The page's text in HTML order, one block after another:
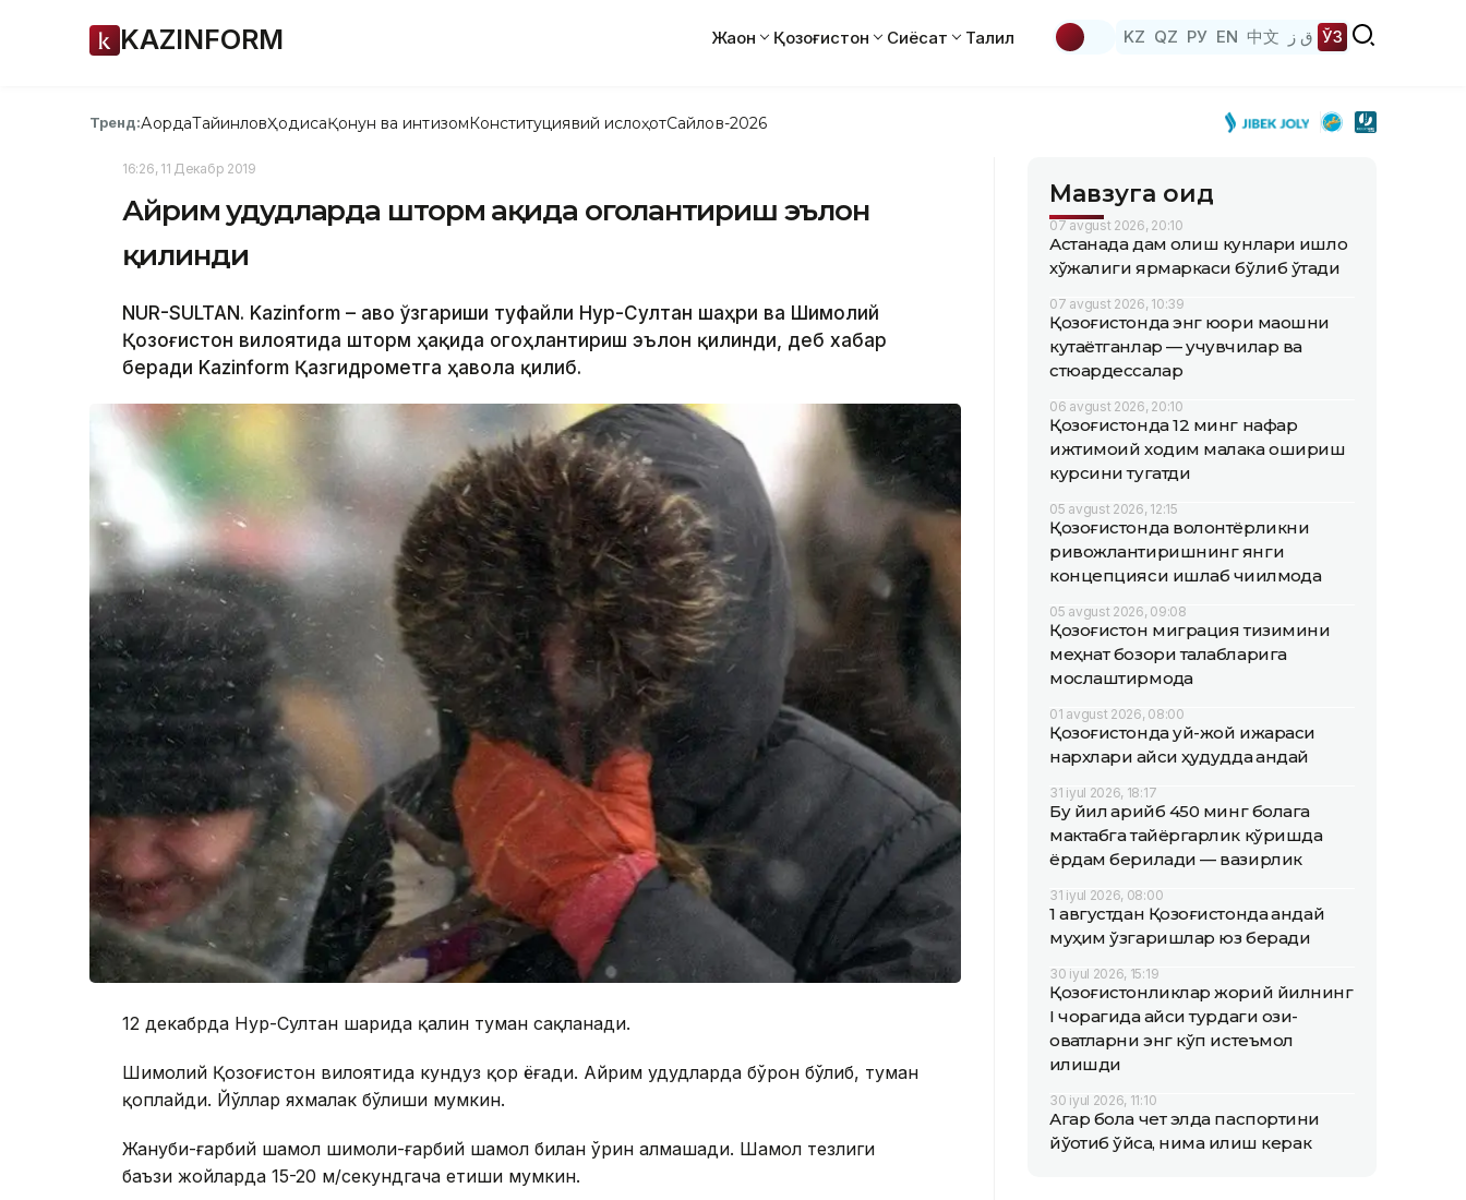
KAZINFORM Жаҳон Қозоғистон Сиёсат Таҳлил KZ QZ РУ EN 中文 ق ز ЎЗ
Тренд:АқордаТайинловҲодисаҚонун ва интизомКонституциявий ислоҳотСайлов-2026
16:26, 11 Декабр 2019
Айрим ҳудудларда шторм ҳақида огоҳлантириш эълон
қилинди
NUR-SULTAN. Kazinform – Ҳаво ўзгариши туфайли Нур-Султан шаҳри ва Шимолий
Қозоғистон вилоятида шторм ҳақида огоҳлантириш эълон қилинди, деб хабар
беради Kazinform Қазгидрометга ҳавола қилиб.
12 декабрда Нур-Султан шаҳрида қалин туман сақланади.
Шимолий Қозоғистон вилоятида кундуз қор ёғади. Айрим ҳудудларда бўрон бўлиб, туман
қоплайди. Йўллар яхмалак бўлиши мумкин.
Жануби-ғарбий шамол шимоли-ғарбий шамол билан ўрин алмашади. Шамол тезлиги
баъзи жойларда 15-20 м/секундгача етиши мумкин.
Мавзуга оид
07 avgust 2026, 20:10
Астанада дам олиш кунлари қишлоқ
хўжалиги ярмаркаси бўлиб ўтади
07 avgust 2026, 10:39
Қозоғистонда энг юқори маошни
кутаётганлар — учувчилар ва
стюардессалар
06 avgust 2026, 20:10
Қозоғистонда 12 минг нафар
ижтимоий ходим малака ошириш
курсини тугатди
05 avgust 2026, 12:15
Қозоғистонда волонтёрликни
ривожлантиришнинг янги
концепцияси ишлаб чиқилмоқда
05 avgust 2026, 09:08
Қозоғистон миграция тизимини
меҳнат бозори талабларига
мослаштирмоқда
01 avgust 2026, 08:00
Қозоғистонда уй-жой ижараси
нархлари қайси ҳудудда қандай
31 iyul 2026, 18:17
Бу йил қарийб 450 минг болага
мактабга тайёргарлик кўришда
ёрдам берилади — вазирлик
31 iyul 2026, 08:00
1 августдан Қозоғистонда қандай
муҳим ўзгаришлар юз беради
30 iyul 2026, 15:19
Қозоғистонликлар жорий йилнинг
I чорагида қайси турдаги озиқ-
овқатларни энг кўп истеъмол
қилишди
30 iyul 2026, 11:10
Агар бола чет элда паспортини
йўқотиб қўйса, нима қилиш керак